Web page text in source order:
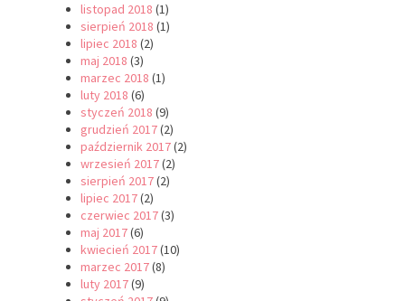
listopad 2018 (1)
sierpień 2018 (1)
lipiec 2018 (2)
maj 2018 (3)
marzec 2018 (1)
luty 2018 (6)
styczeń 2018 (9)
grudzień 2017(2)
październik 2017(2)
wrzesień 2017(2)
sierpień 2017(2)
lipiec 2017(2)
czerwiec 2017(3)
maj 2017(6)
kwiecień 2017(10)
marzec 2017(8)
luty 2017(9)